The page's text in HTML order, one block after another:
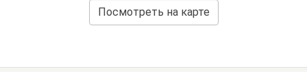
Посмотреть на карте